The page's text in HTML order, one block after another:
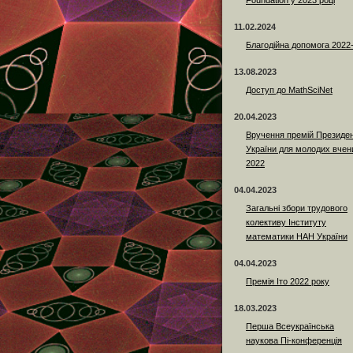
11.02.2024
Благодійна допомога
13.08.2023
Доступ до MathSciNet
20.04.2023
Вручення премій
України для молодих
2022
04.04.2023
Загальні збори трудового
колективу Інституту
математики НАН України
04.04.2023
Премія Іто 2022 року
18.03.2023
Перша Всеукраїнська
наукова Пі-конференція